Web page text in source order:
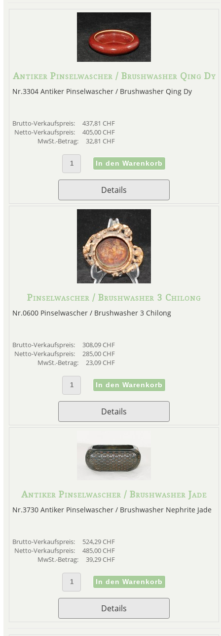
Antiker Pinselwascher / Brushwasher Qing Dy
Nr.3304 Antiker Pinselwascher / Brushwasher Qing Dy
Brutto-Verkaufspreis:
437,81 CHF
Netto-Verkaufspreis:
405,00 CHF
MwSt.-Betrag:
32,81 CHF
Details
Pinselwascher / Brushwasher 3 Chilong
Nr.0600 Pinselwascher / Brushwasher 3 Chilong
Brutto-Verkaufspreis:
308,09 CHF
Netto-Verkaufspreis:
285,00 CHF
MwSt.-Betrag:
23,09 CHF
Details
Antiker Pinselwascher / Brushwasher Jade
Nr.3730 Antiker Pinselwascher / Brushwasher Nephrite Jade
Brutto-Verkaufspreis:
524,29 CHF
Netto-Verkaufspreis:
485,00 CHF
MwSt.-Betrag:
39,29 CHF
Details